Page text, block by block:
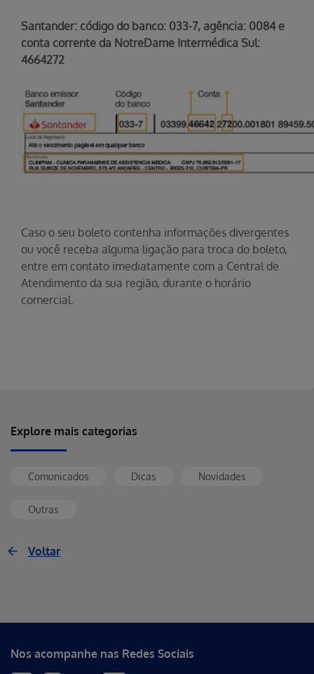
Santander: código do banco: 033-7, agência: 0084 e
conta corrente da NotreDame Intermédica Sul:
4664272
Caso o seu boleto contenha informações divergentes
ou você receba alguma ligação para troca do boleto,
entre em contato imediatamente com a Central de
Atendimento da sua região, durante o horário
comercial.
Explore mais categorias
Comunicados Dicas Novidades
Outras
Voltar
Nos acompanhe nas Redes Sociais